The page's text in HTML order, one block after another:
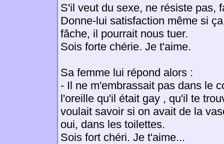
S'il veut du sexe, ne résiste pas,
Donne-lui satisfaction même si
fâche, il pourrait nous tuer.
Sois forte chérie. Je t'aime.
Sa femme lui répond alors :
- Il ne m'embrassait pas dans le
l'oreille qu'il était gay , qu'il te
voulait savoir si on avait de la
oui, dans les toilettes.
Sois fort chéri. Je t'aime...